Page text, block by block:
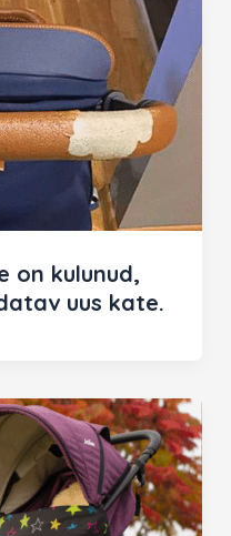
on kulunud,
uus kate.